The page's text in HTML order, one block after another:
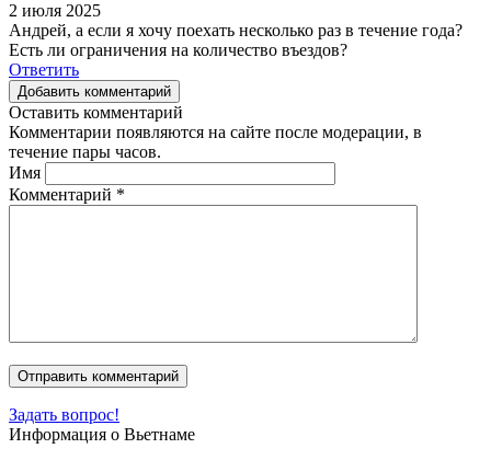
2 июля 2025
Андрей, а если я хочу поехать несколько раз в течение года?
Есть ли ограничения на количество въездов?
Ответить
Добавить комментарий
Оставить комментарий
Комментарии появляются на сайте после модерации, в
течение пары часов.
Имя
Комментарий *
Задать вопрос!
Информация о Вьетнаме